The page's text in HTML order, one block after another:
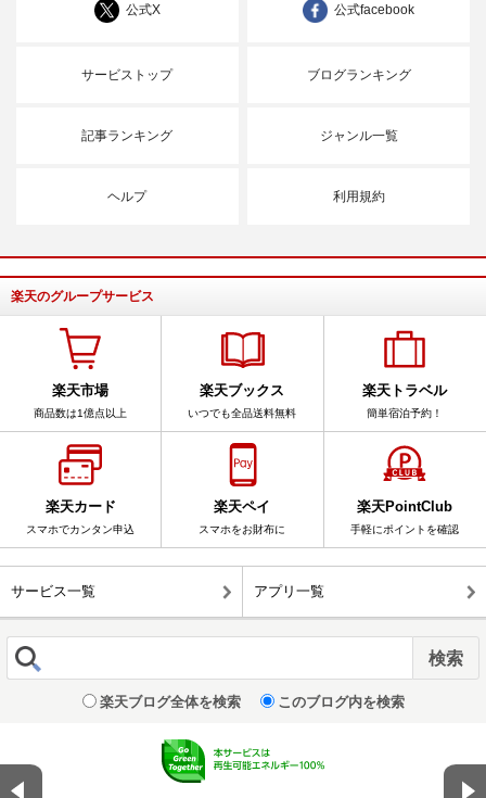
公式X 公式facebook
サービストップ ブログランキング
記事ランキング ジャンル一覧
ヘルプ 利用規約
楽天のグループサービス
楽天市場
商品数は1億点以上
楽天ブックス
いつでも全品送料無料
楽天トラベル
簡単宿泊予約！
楽天カード
スマホでカンタン申込
楽天ペイ
スマホをお財布に
楽天PointClub
手軽にポイントを確認
サービス一覧 アプリ一覧
楽天ブログ全体を検索 このブログ内を検索